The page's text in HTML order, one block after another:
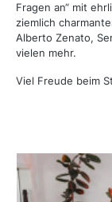
Fragen an“ mit
ziemlich
Alberto Zenato,
vielen mehr.
Viel Freude beim